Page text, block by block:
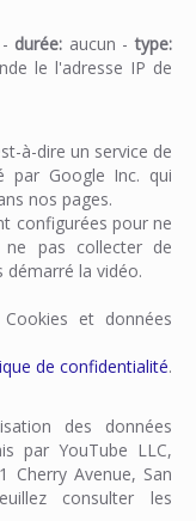
durée: aucun -type:
le l'adresse IP de
à-dire un service de
par Google Inc. qui
nos pages.
configurées pour ne
pas collecter de
démarré la vidéo.
Cookies et données
de confidentialité.
des données
par YouTube LLC,
Cherry Avenue, San
consulter les